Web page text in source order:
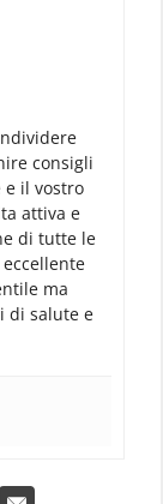
consigli
il vostro
attiva e
di tutte le
ma
di salute e